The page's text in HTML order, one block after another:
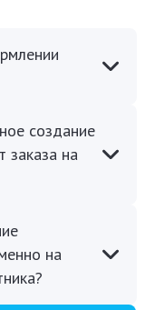
создание
заказа на
на